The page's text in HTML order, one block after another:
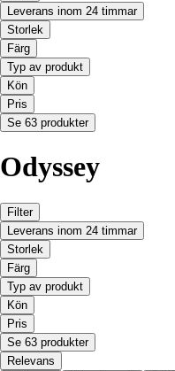
Leverans inom 24 timmar
Storlek
Färg
Typ av produkt
Kön
Pris
Se 63 produkter
Odyssey
Filter
Leverans inom 24 timmar
Storlek
Färg
Typ av produkt
Kön
Pris
Se 63 produkter
Relevans